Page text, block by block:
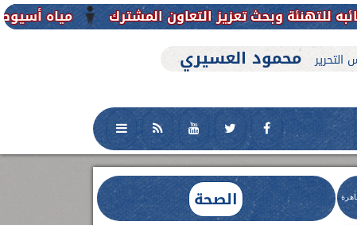
مياه أسيوط تجدد فاعلية شهادة الأيزو ISO 50001 بمحطة نزلة عبد اللاه المرشحة المشترك
التحرير محمود العسيري
الصحة